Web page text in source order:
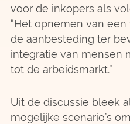
voor de inkopers als
“Het opnemen van
de aanbesteding ter
integratie van mensen
tot de arbeidsmarkt.”
Uit de discussie bleek
mogelijke scenario’s